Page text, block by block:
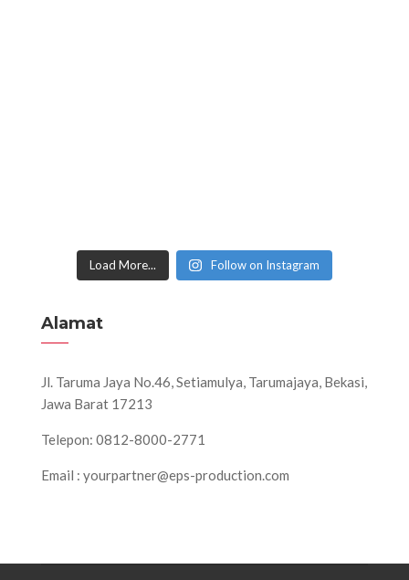
Load More... Follow on Instagram
Alamat
Jl. Taruma Jaya No.46, Setiamulya, Tarumajaya, Bekasi,
Jawa Barat 17213
Telepon: 0812-8000-2771
Email : yourpartner@eps-production.com